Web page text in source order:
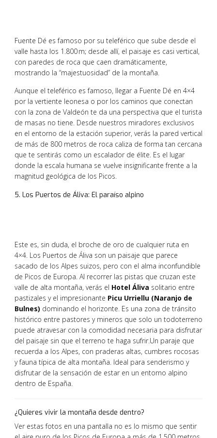
Fuente Dé es famoso por su teleférico que sube desde el
valle hasta los 1.800 m; desde allí, el paisaje es casi vertical,
con paredes de roca que caen dramáticamente,
mostrando la “majestuosidad” de la montaña.
Aunque el teleférico es famoso, llegar a Fuente Dé en 4×4
por la vertiente leonesa o por los caminos que conectan
con la zona de Valdeón te da una perspectiva que el turista
de masas no tiene. Desde nuestros miradores exclusivos
en el entorno de la estación superior, verás la pared vertical
de más de 800 metros de roca caliza de forma tan cercana
que te sentirás como un escalador de élite. Es el lugar
donde la escala humana se vuelve insignificante frente a la
magnitud geológica de los Picos.
5. Los Puertos de Áliva: El paraíso alpino
Este es, sin duda, el broche de oro de cualquier ruta en
4×4. Los Puertos de Áliva son un paisaje que parece
sacado de los Alpes suizos, pero con el alma inconfundible
de Picos de Europa. Al recorrer las pistas que cruzan este
valle de alta montaña, verás el Hotel Áliva solitario entre
pastizales y el impresionante Picu Urriellu (Naranjo de
Bulnes) dominando el horizonte. Es una zona de tránsito
histórico entre pastores y mineros que solo un todoterreno
puede atravesar con la comodidad necesaria para disfrutar
del paisaje sin que el terreno te haga sufrir.Un paraje que
recuerda a los Alpes, con praderas altas, cumbres rocosas
y fauna típica de alta montaña. Ideal para senderismo y
disfrutar de la sensación de estar en un entorno alpino
dentro de España.
¿Quieres vivir la montaña desde dentro?
Ver estas fotos en una pantalla no es lo mismo que sentir